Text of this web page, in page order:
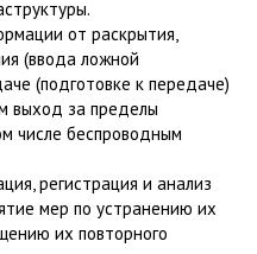
от раскрытия,
(ввода ложной
(подготовке к передаче)
выход за пределы
числе беспроводным
регистрация и анализ
мер по устранению их
их повторного